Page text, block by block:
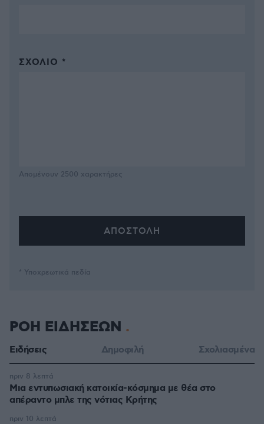
ΣΧΌΛΙΟ *
Απομένουν 2500 χαρακτήρες
* Υποχρεωτικά πεδία
ΡΟΗ ΕΙΔΗΣΕΩΝ
Ειδήσεις Δημοφιλή Σχολιασμένα
Μια εντυπωσιακή κατοικία-κόσμημα με θέα στο
απέραντο μπλε της νότιας Κρήτης
πριν 8 λεπτά
πριν 10 λεπτά